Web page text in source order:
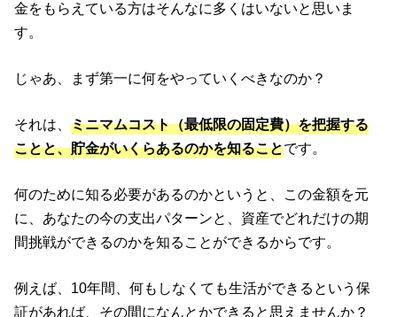
金をもらえている方はそんなに多くはいないと思いま
す。
じゃあ、まず第一に何をやっていくべきなのか？
それは、ミニマムコスト（最低限の固定費）を把握する
ことと、貯金がいくらあるのかを知ることです。
何のために知る必要があるのかというと、この金額を元
に、あなたの今の支出パターンと、資産でどれだけの期
間挑戦ができるのかを知ることができるからです。
例えば、10年間、何もしなくても生活ができるという保
証があれば、その間になんとかできると思えませんか？